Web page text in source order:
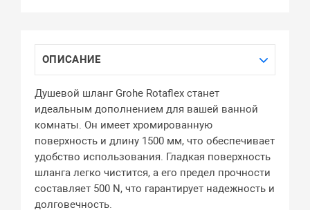
ОПИСАНИЕ
Душевой шланг Grohe Rotaflex станет
идеальным дополнением для вашей ванной
комнаты. Он имеет хромированную
поверхность и длину 1500 мм, что обеспечивает
удобство использования. Гладкая поверхность
шланга легко чистится, а его предел прочности
составляет 500 N, что гарантирует надежность и
долговечность.